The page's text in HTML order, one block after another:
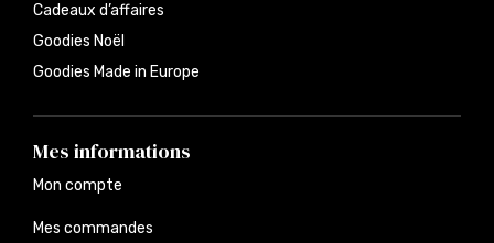
Cadeaux d’affaires
Goodies Noël
Goodies Made in Europe
Mes informations
Mon compte
Mes commandes